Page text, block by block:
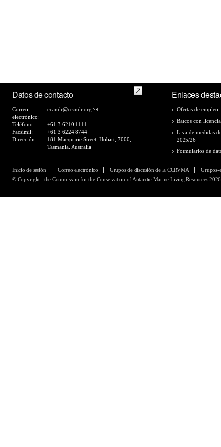
Datos de contacto
Correo
electrónico:
ccamlr@ccamlr.org
Teléfono:
+61 3 6210 1111
Facsímil:
+61 3 6224 8744
Dirección:
181 Macquarie Street, Hobart, 7000,
Tasmania, Australia
Enlaces
Ofertas de empleo
Barcos con
Lista de medidas
2025/26
Formularios de
Inicio de sesión Correo electrónico Grupos de discusión de la CCRVMA
Grupos-
© Copyright - the Commission for the Conservation of Antarctic Marine Living Resources